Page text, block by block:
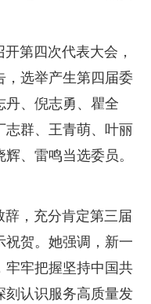
第四次代表大会，
，选举产生第四届委
丹、倪志勇、瞿全
志群、王青萌、叶丽
、雷鸣当选委员。
，充分肯定第三届
祝贺。她强调，新一
牢牢把握坚持中国共
刻认识服务高质量发